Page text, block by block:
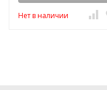
Нет в наличии